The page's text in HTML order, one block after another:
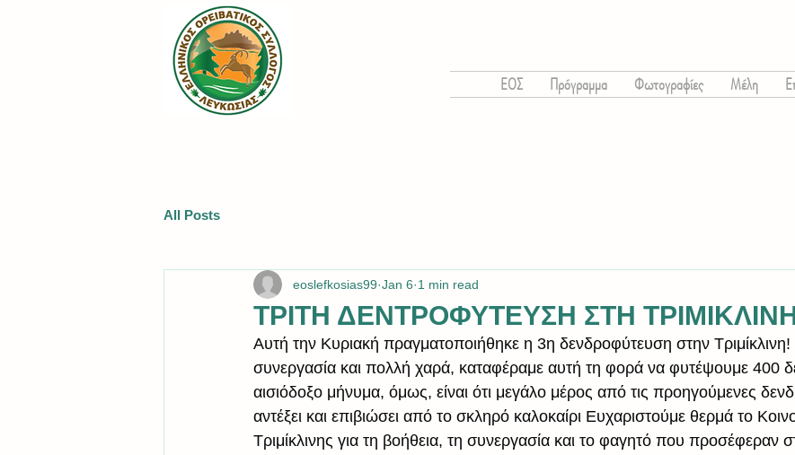
ΕΟΣ Πρόγραμμα Φωτογραφίες Μέλη
All Posts
ΤΡΙΤΗ ΔΕΝΤΡΟΦΥΤΕΥΣΗ ΣΤΗ
eoslefkosias99 Jan 6 1 min read
Αυτή την Κυριακή πραγματοποιήθηκε η 3η δενδροφύτευση στην
συνεργασία και πολλή χαρά, καταφέραμε αυτή τη φορά να φυτέψουμε 400
αισιόδοξο μήνυμα, όμως, είναι ότι μεγάλο μέρος από τις προηγούμενες
αντέξει και επιβιώσει από το σκληρό καλοκαίρι Ευχαριστούμε θερμά το
Τριμίκλινης για τη βοήθεια, τη συνεργασία και το φαγητό που προσέφεραν